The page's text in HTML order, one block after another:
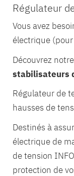
Régulateur
Vous avez
électrique
Découvrez
stabilisateurs
Régulateur de
hausses de
Destinés à
électrique de
de tension
protection de